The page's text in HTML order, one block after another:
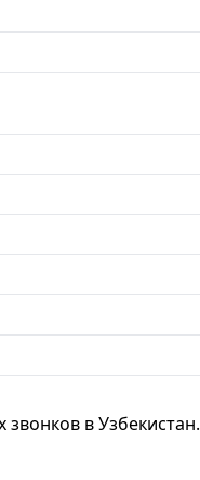
в Узбекистан.